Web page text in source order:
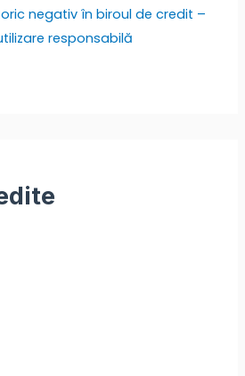
negativ în biroul de credit –
responsabilă